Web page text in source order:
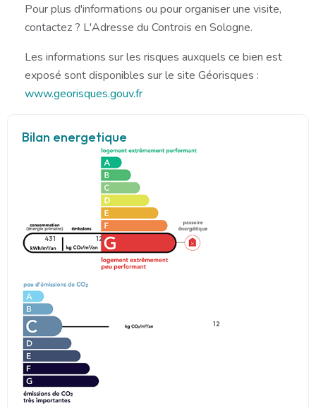
Pour plus d'informations ou pour organiser une visite,
contactez ? L'Adresse du Controis en Sologne.
Les informations sur les risques auxquels ce bien est
exposé sont disponibles sur le site Géorisques :
www.georisques.gouv.fr
Bilan energetique
431 12
12